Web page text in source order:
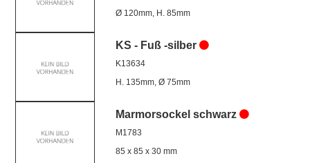
Ø 120mm, H. 85mm
KS - Fuß -silber
K13634
H. 135mm, Ø 75mm
Marmorsockel schwarz
M1783
85 x 85 x 30 mm